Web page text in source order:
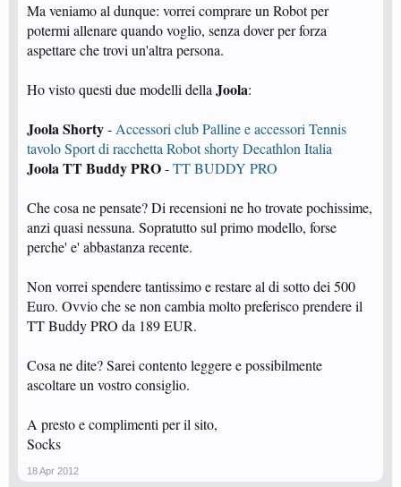
Ma veniamo al dunque: vorrei comprare un Robot per
potermi allenare quando voglio, senza dover per forza
aspettare che trovi un'altra persona.
Ho visto questi due modelli della Joola:
Joola Shorty- Accessori club Palline e accessori Tennis
tavolo Sport di racchetta Robot shorty Decathlon Italia
Joola TT Buddy PRO-TT BUDDY PRO
Che cosa ne pensate? Di recensioni ne ho trovate pochissime,
anzi quasi nessuna. Sopratutto sul primo modello, forse
perche' e' abbastanza recente.
Non vorrei spendere tantissimo e restare al di sotto dei 500
Euro. Ovvio che se non cambia molto preferisco prendere il
TT Buddy PRO da 189 EUR.
Cosa ne dite? Sarei contento leggere e possibilmente
ascoltare un vostro consiglio.
A presto e complimenti per il sito,
Socks
18 Apr 2012